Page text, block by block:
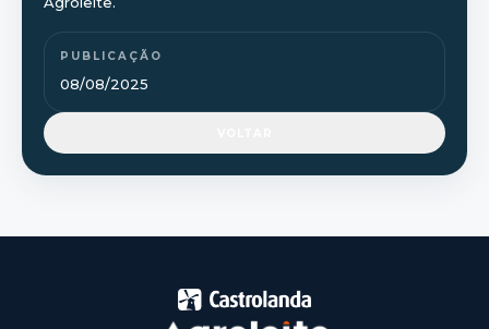
PUBLICAÇÃO
08/08/2025